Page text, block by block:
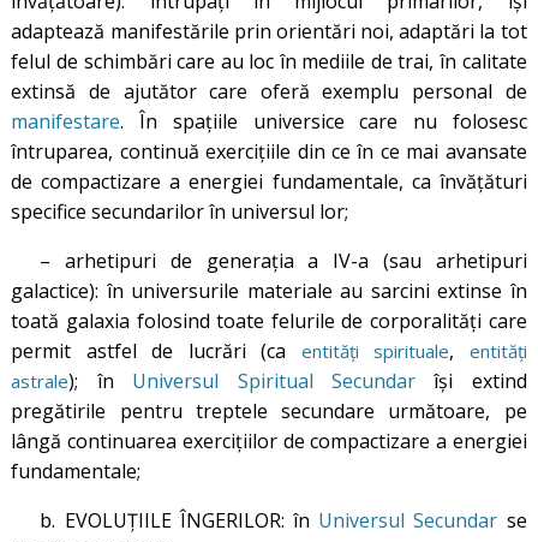
adaptează manifestările prin orientări noi, adaptări la tot
felul de schimbări care au loc în mediile de trai, în calitate
extinsă de ajutător care oferă exemplu personal de
manifestare. În spațiile universice care nu folosesc
întruparea, continuă exercițiile din ce în ce mai avansate
de compactizare a energiei fundamentale, ca învățături
specifice secundarilor în universul lor;
– arhetipuri de generația a IV-a (sau arhetipuri
galactice): în universurile materiale au sarcini extinse în
toată galaxia folosind toate felurile de corporalități care
permit astfel de lucrări (ca entități spirituale, entități
astrale); în Universul Spiritual Secundarîși extind
pregătirile pentru treptele secundare următoare, pe
lângă continuarea exercițiilor de compactizare a energiei
fundamentale;
b. EVOLUȚIILE ÎNGERILOR: în Universul Secundar se